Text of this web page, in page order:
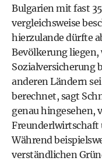
Bulgarien mit fast
vergleichsweise
hierzulande dürfte
Bevölkerung liegen,
Sozialversicherung
anderen Ländern
berechnet, sagt
genau hingesehen,
Freunderlwirtschaft
Während
verständlichen